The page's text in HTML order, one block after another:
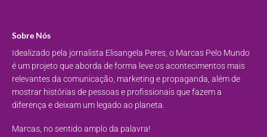
Sobre Nós
Idealizado pela jornalista Elisangela Peres, o Marcas Pelo Mundo
é um projeto que aborda de forma leve os acontecimentos mais
relevantes da comunicação, marketing e propaganda, além de
mostrar histórias de pessoas e profissionais que fazem a
diferença e deixam um legado ao planeta.
Marcas, no sentido amplo da palavra!